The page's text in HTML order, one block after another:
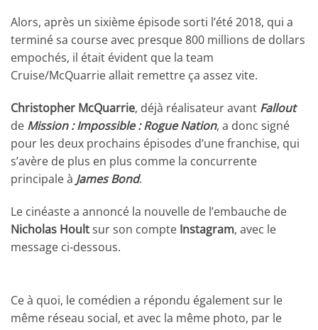
Alors, après un sixième épisode sorti l’été 2018, qui a
terminé sa course avec presque 800 millions de dollars
empochés, il était évident que la team
Cruise/McQuarrie allait remettre ça assez vite.
Christopher McQuarrie, déjà réalisateur avant Fallout
de Mission : Impossible : Rogue Nation, a donc signé
pour les deux prochains épisodes d’une franchise, qui
s’avère de plus en plus comme la concurrente
principale à James Bond.
Le cinéaste a annoncé la nouvelle de l’embauche de
Nicholas Houltsur son compte Instagram, avec le
message ci-dessous.
Ce à quoi, le comédien a répondu également sur le
même réseau social, et avec la même photo, par le